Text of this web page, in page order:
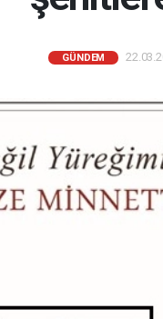
GÜNDEM